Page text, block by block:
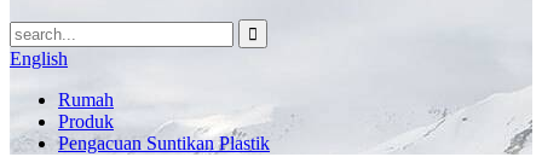
English
Rumah
Produk
Pengacuan Suntikan Plastik